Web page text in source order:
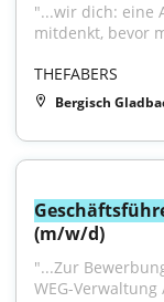
"...wir dich: eine
mitdenkt, bevor
THEFABERS
Bergisch
(m/w/d)
"...Zur
WEG-